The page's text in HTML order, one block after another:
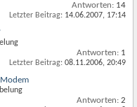
Antworten: 14
Letzter Beitrag: 14.06.2007, 17:14
Antworten: 1
Letzter Beitrag: 08.11.2006, 20:49
Antworten: 2